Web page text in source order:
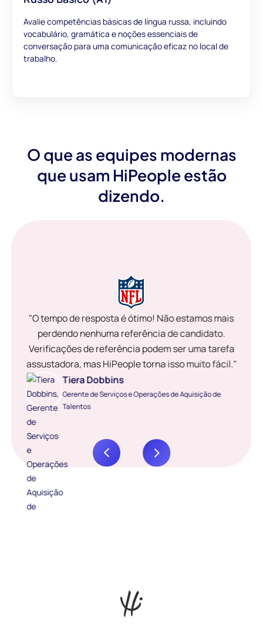
Avalie competências básicas de língua russa, incluindo
vocabulário, gramática e noções essenciais de
conversação para uma comunicação eficaz no local de
trabalho.
O que as equipes modernas
que usam HiPeople estão
dizendo.
"O tempo de resposta é ótimo! Não estamos mais
perdendo nenhuma referência de candidato.
Verificações de referência podem ser uma tarefa
assustadora, mas HiPeople torna isso muito fácil."
Tiera Dobbins
Gerente de Serviços e Operações de Aquisição de
Talentos